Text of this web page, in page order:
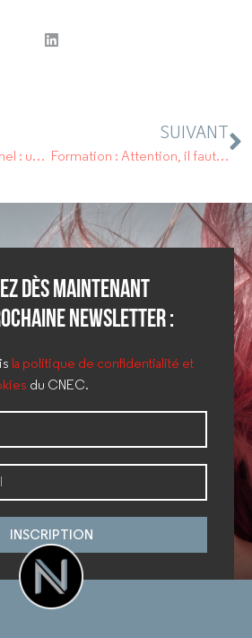
Loi avenir professionnel : une ordonnance procède à des modifications.
SUIVANT
Formation : Attention, il faut s’inscrire sur le site moncompteactivité.gouv.fr avant le 31 décembre 2020 !
dès maintenant
newsletter :
la politique de confidentialité et
du CNEC.
INSCRIPTION